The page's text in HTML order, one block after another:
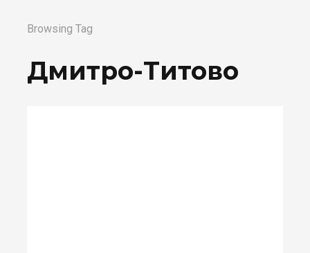
Browsing Tag
Дмитро-Титово